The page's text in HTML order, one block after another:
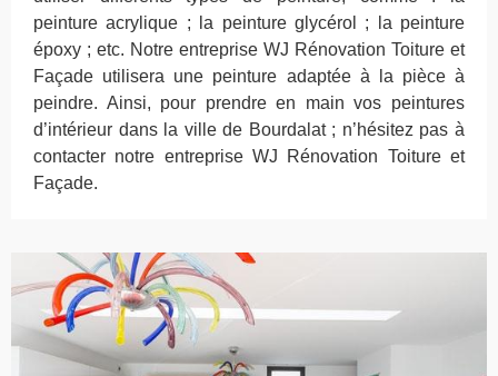
peinture acrylique ; la peinture glycérol ; la peinture
époxy ; etc. Notre entreprise WJ Rénovation Toiture et
Façade utilisera une peinture adaptée à la pièce à
peindre. Ainsi, pour prendre en main vos peintures
d’intérieur dans la ville de Bourdalat ; n’hésitez pas à
contacter notre entreprise WJ Rénovation Toiture et
Façade.